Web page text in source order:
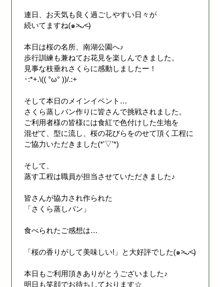
連日、お天気も良く過ごしやすい日々が
続いてますね(๑˃̵ᴗ˂̵)
本日は桜の名所、南湖公園へ♪
歩行訓練も兼ねてお花見を楽しんできました。
見事な枝垂れさくらに感動しましたー！
･:*+.\(( °ω° ))/.:+
そして本日のメインイベント…
さくら蒸しパン作りに皆さんで挑戦されました。
ご利用者様の皆様には食紅で色付けした生地を
混ぜて、型に流し、桜の花びらをのせて頂く工程に
ご協力いただきました(*'▽'*)
そして、
蒸す工程は職員が担当させていただきました♪
皆さんが協力され作られた
「さくら蒸しパン」
食べられたご感想は…
「桜の香りがして美味しい!」と大好評でした(๑˃̵ᴗ˂̵)
本日もご利用頂きありがとうございました♪
明日も笑顔でお待ちしております☆